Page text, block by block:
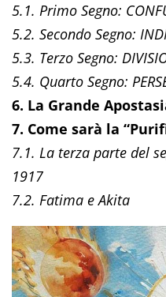
5.1. Primo Segno:
5.2. Secondo Segno:
5.3. Terzo Segno:
5.4. Quarto Segno:
6. La Grande
7. Come sarà la
7.1. La terza parte del
1917
7.2. Fatima e Akita